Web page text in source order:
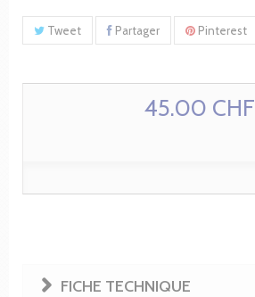
Tweet Partager Pinterest
45.00 CHF
FICHE TECHNIQUE